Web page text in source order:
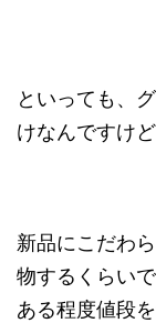
といっても、
けなんですけど
新品にこだわ
物するくらい
ある程度値段